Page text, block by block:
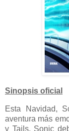
Sinopsis oficial
Esta Navidad,
aventura más
y Tails, Sonic